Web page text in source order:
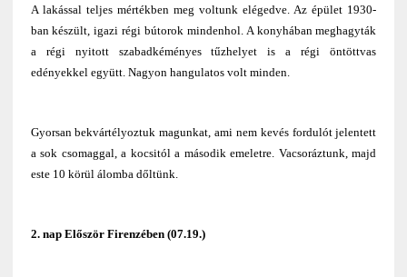
A lakással teljes mértékben meg voltunk elégedve. Az épület 1930-
ban készült, igazi régi bútorok mindenhol. A konyhában meghagyták
a régi nyitott szabadkéményes tűzhelyet is a régi öntöttvas
edényekkel együtt. Nagyon hangulatos volt minden.
Gyorsan bekvártélyoztuk magunkat, ami nem kevés fordulót jelentett
a sok csomaggal, a kocsitól a második emeletre. Vacsoráztunk, majd
este 10 körül álomba dőltünk.
2. nap Először Firenzében (07.19.)